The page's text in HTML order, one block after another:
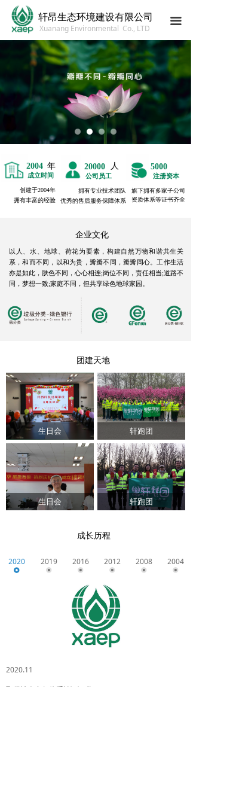
轩昂生态环境建设有限公司
Xuanang Environmental Co., LTD
끀
2004 年
成立时间
创建于2004年
拥有丰富的经验
20000 人
公司员工
拥有专业技术团队
优秀的售后服务保障体系
5000
注册资本
旗下拥有多家子公司
资质体系等证书齐全
企业文化
以人、水、地球、荷花为要素，构建自然万物和谐共生关
系，和而不同，以和为贵，瓣瓣不同，瓣瓣同心。工作生活
亦是如此，肤色不同，心心相连;岗位不同，责任相当;道路不
同，梦想一致;家庭不同，但共享绿色地球家园。
团建天地
生日会 轩跑团
生日会 轩跑团
成长历程
2020 2019 2016 2012 2008 2004
2020.11
取得社会责任体系认证证书